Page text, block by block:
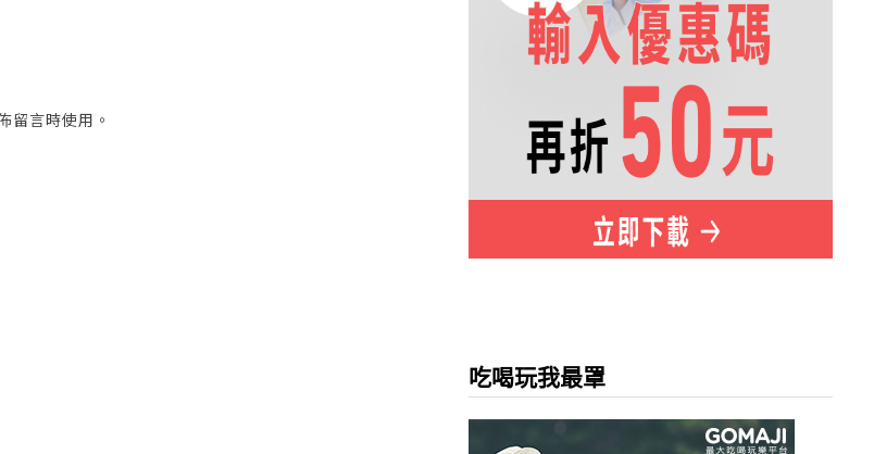
留言時使用。
吃喝玩我最罩